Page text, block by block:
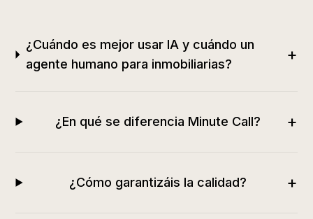
¿Cuándo es mejor usar IA y cuándo un
agente humano para inmobiliarias?
+
¿En qué se diferencia Minute Call? +
¿Cómo garantizáis la calidad? +